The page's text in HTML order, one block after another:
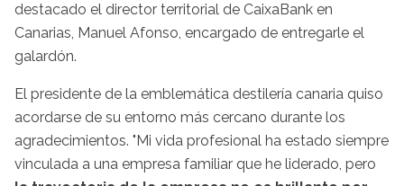
destacado el director territorial de CaixaBank en
Canarias, Manuel Afonso, encargado de entregarle el
galardón.
El presidente de la emblemática destilería canaria quiso
acordarse de su entorno más cercano durante los
agradecimientos. "Mi vida profesional ha estado siempre
vinculada a una empresa familiar que he liderado, pero